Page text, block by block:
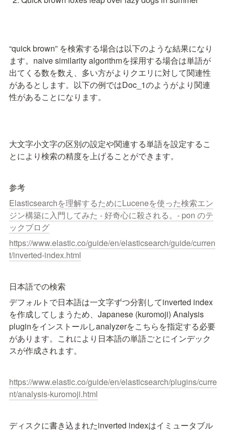
“quick brown” を検索する場合は以下のような結果になり
ます。naive similarity algorithmを採用する場合は単語が
出てくる数を数え、多い方がよりクエリに対して関連性
があるとします。以下の例ではDoc_1のようがより関連
性があることになります。
大文字小文字の区別の設定や関連する単語を設定するこ
とにより検索の精度を上げることができます。
参考
Elasticsearchを理解するためにLuceneを使った検索エン
ジン構築に入門してみた - 好奇心に殺される。- pon のテ
ックブログ
https://www.elastic.co/guide/en/elasticsearch/guide/curren
t/inverted-index.html
日本語での検索
デフォルトで日本語は一文字ずつ分割してinverted index
を作成してしまうため、Japanese (kuromoji) Analysis
pluginをインストールしanalyzerをこちらを指定する必要
があります。これにより日本語の単語ごとにインデック
スが作成されます。
https://www.elastic.co/guide/en/elasticsearch/plugins/curre
nt/analysis-kuromoji.html
ディスクに書き込まれたinverted indexはイミュータブル